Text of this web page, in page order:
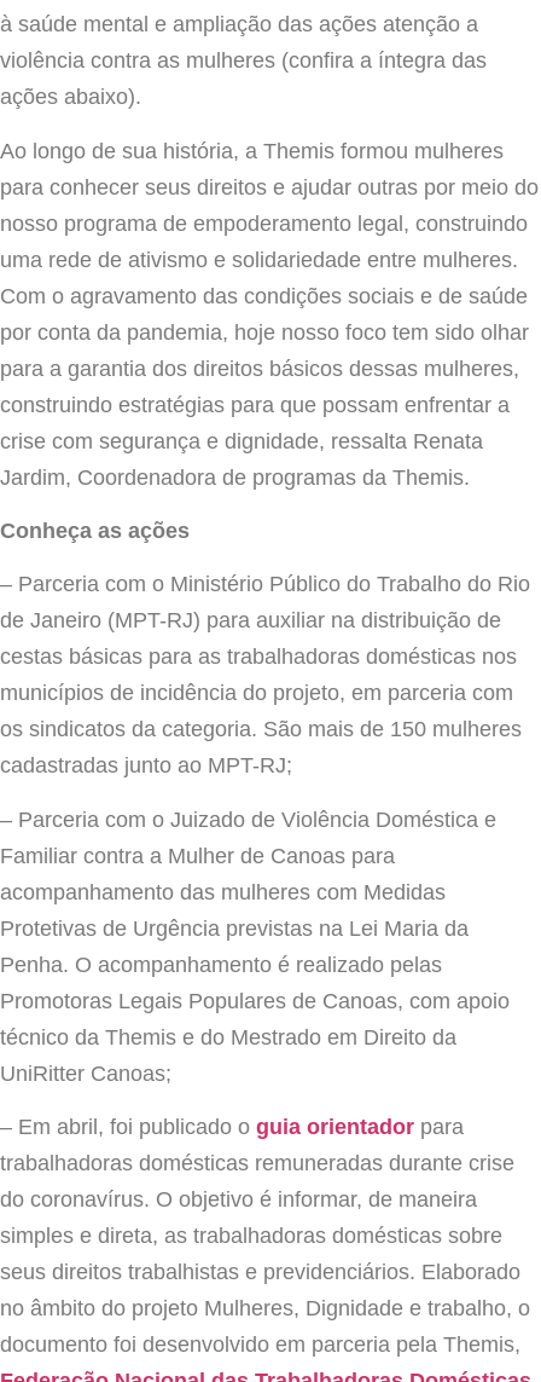
à saúde mental e ampliação das ações atenção a
violência contra as mulheres (confira a íntegra das
ações abaixo).
Ao longo de sua história, a Themis formou mulheres
para conhecer seus direitos e ajudar outras por meio do
nosso programa de empoderamento legal, construindo
uma rede de ativismo e solidariedade entre mulheres.
Com o agravamento das condições sociais e de saúde
por conta da pandemia, hoje nosso foco tem sido olhar
para a garantia dos direitos básicos dessas mulheres,
construindo estratégias para que possam enfrentar a
crise com segurança e dignidade, ressalta Renata
Jardim, Coordenadora de programas da Themis.
Conheça as ações
– Parceria com o Ministério Público do Trabalho do Rio
de Janeiro (MPT-RJ) para auxiliar na distribuição de
cestas básicas para as trabalhadoras domésticas nos
municípios de incidência do projeto, em parceria com
os sindicatos da categoria. São mais de 150 mulheres
cadastradas junto ao MPT-RJ;
– Parceria com o Juizado de Violência Doméstica e
Familiar contra a Mulher de Canoas para
acompanhamento das mulheres com Medidas
Protetivas de Urgência previstas na Lei Maria da
Penha. O acompanhamento é realizado pelas
Promotoras Legais Populares de Canoas, com apoio
técnico da Themis e do Mestrado em Direito da
UniRitter Canoas;
– Em abril, foi publicado o guia orientador para
trabalhadoras domésticas remuneradas durante crise
do coronavírus. O objetivo é informar, de maneira
simples e direta, as trabalhadoras domésticas sobre
seus direitos trabalhistas e previdenciários. Elaborado
no âmbito do projeto Mulheres, Dignidade e trabalho, o
documento foi desenvolvido em parceria pela Themis,